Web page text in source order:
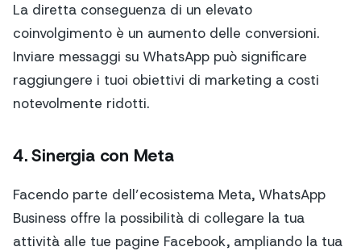
La diretta conseguenza di un elevato
coinvolgimento è un aumento delle conversioni.
Inviare messaggi su WhatsApp può significare
raggiungere i tuoi obiettivi di marketing a costi
notevolmente ridotti.
4. Sinergia con Meta
Facendo parte dell’ecosistema Meta, WhatsApp
Business offre la possibilità di collegare la tua
attività alle tue pagine Facebook, ampliando la tua